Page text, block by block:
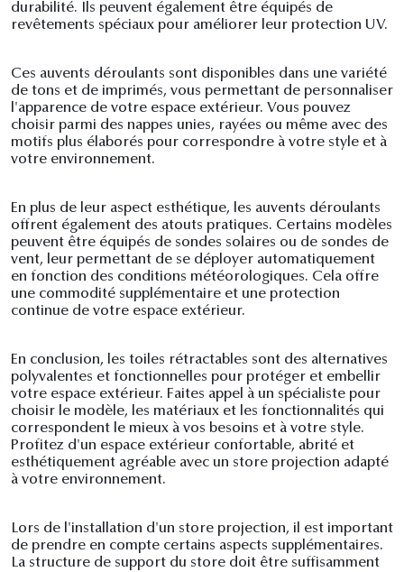
durabilité. Ils peuvent également être équipés de
revêtements spéciaux pour améliorer leur protection UV.
Ces auvents déroulants sont disponibles dans une variété
de tons et de imprimés, vous permettant de personnaliser
l'apparence de votre espace extérieur. Vous pouvez
choisir parmi des nappes unies, rayées ou même avec des
motifs plus élaborés pour correspondre à votre style et à
votre environnement.
En plus de leur aspect esthétique, les auvents déroulants
offrent également des atouts pratiques. Certains modèles
peuvent être équipés de sondes solaires ou de sondes de
vent, leur permettant de se déployer automatiquement
en fonction des conditions météorologiques. Cela offre
une commodité supplémentaire et une protection
continue de votre espace extérieur.
En conclusion, les toiles rétractables sont des alternatives
polyvalentes et fonctionnelles pour protéger et embellir
votre espace extérieur. Faites appel à un spécialiste pour
choisir le modèle, les matériaux et les fonctionnalités qui
correspondent le mieux à vos besoins et à votre style.
Profitez d'un espace extérieur confortable, abrité et
esthétiquement agréable avec un store projection adapté
à votre environnement.
Lors de l'installation d'un store projection, il est important
de prendre en compte certains aspects supplémentaires.
La structure de support du store doit être suffisamment